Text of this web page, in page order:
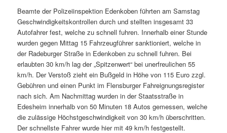
Beamte der Polizeiinspektion Edenkoben führten am Samstag
Geschwindigkeitskontrollen durch und stellten insgesamt 33
Autofahrer fest, welche zu schnell fuhren. Innerhalb einer Stunde
wurden gegen Mittag 15 Fahrzeugführer sanktioniert, welche in
der Radeburger Straße in Edenkoben zu schnell fuhren. Bei
erlaubten 30 km/h lag der „Spitzenwert“ bei unerfreulichen 55
km/h. Der Verstoß zieht ein Bußgeld in Höhe von 115 Euro zzgl.
Gebühren und einen Punkt im Flensburger Fahreignungsregister
nach sich. Am Nachmittag wurden in der Staatsstraße in
Edesheim innerhalb von 50 Minuten 18 Autos gemessen, welche
die zulässige Höchstgeschwindigkeit von 30 km/h überschritten.
Der schnellste Fahrer wurde hier mit 49 km/h festgestellt.